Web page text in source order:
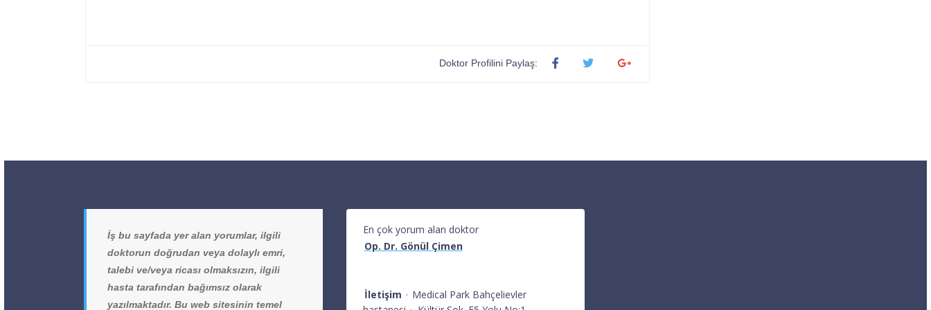
Doktor Profilini Paylaş:
İş bu sayfada yer alan yorumlar, ilgili
doktorun doğrudan veya dolaylı emri,
talebi ve/veya ricası olmaksızın, ilgili
hasta tarafından bağımsız olarak
yazılmaktadır. Bu web sitesinin temel
En çok yorum alan doktor
Op. Dr. Gönül Çimen
İletişim · Medical Park Bahçelievler